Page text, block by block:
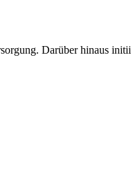
Darüber hinaus